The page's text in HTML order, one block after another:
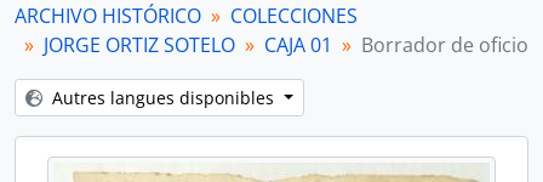
[Pièce] Borrador de memorial
[Pièce] Provisión
[Pièce] Borrador de acta
[Dossier] Tasación de casa
[Pièce] Borrador de conocimiento
[Pièce] Vale
ARCHIVO HISTÓRICO
COLECCIONES
JORGE ORTIZ SOTELO
CAJA 01 Borrador de oficio
Autres langues disponibles